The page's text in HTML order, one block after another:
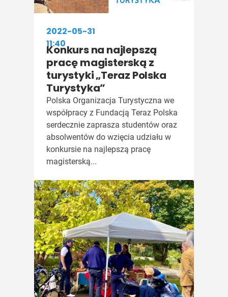
2022-05-31
11:40
Konkurs na najlepszą
pracę magisterską z
turystyki „Teraz Polska
Turystyka”
Polska Organizacja Turystyczna we
współpracy z Fundacją Teraz Polska
serdecznie zaprasza studentów oraz
absolwentów do wzięcia udziału w
konkursie na najlepszą pracę
magisterską...